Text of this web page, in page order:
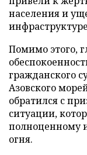
населения и
Помимо этого,
гражданского
Азовского
обратился с
ситуации,
полноценному
огня.